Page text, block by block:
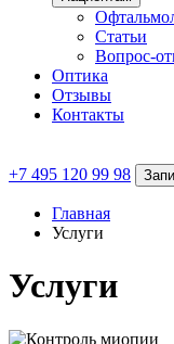
Статьи
Вопрос-
Оптика
Отзывы
Контакты
+7 495 120 99 98
Главная
Услуги
Услуги